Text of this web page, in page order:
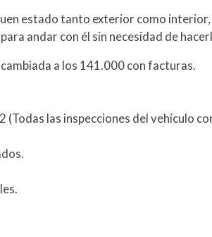
estado tanto exterior como
andar con él sin necesidad de
a los 141.000 con facturas.
(Todas las inspecciones del vehículo